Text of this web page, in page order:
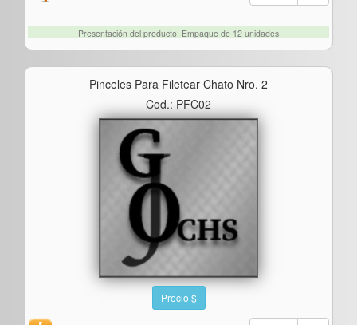
Presentación del producto: Empaque de 12 unidades
Pinceles Para Filetear Chato Nro. 2
Cod.: PFC02
Precio $